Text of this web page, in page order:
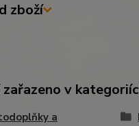
zboží
zařazeno v
a